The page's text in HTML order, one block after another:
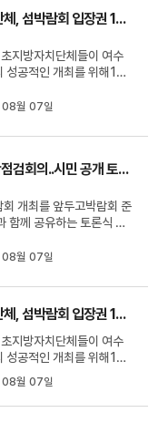
섬 지역 자치단체, 섬박람회 입장권 1억원 구매
지방자치단체들이 여수
성공적인 개최를 위해1억
열린섬 지역 기초단체
화적 가치를 세계에 알리
됐습니다.20...
월 07일
섬박람회 종합점검회의..시민 공개 토론회 형식 개최
개최를 앞두고박람회 준
함께 공유하는 토론식 회
직위원회와 지원단이 참
황과 교통대책 등을 논의
는 이번 회의를기존 보고
토론 중심으로 ...
월 07일
섬 지역 자치단체, 섬박람회 입장권 1억원 구매
지방자치단체들이 여수
성공적인 개최를 위해1억
을 사전 구매했습니다.이
서 열린섬 지역 기초단체
뤄졌으며섬박람회가 대한
월 07일